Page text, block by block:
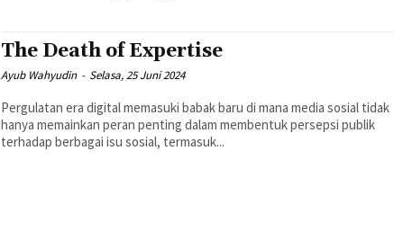
The Death of Expertise
Ayub Wahyudin - Selasa, 25 Juni 2024
Pergulatan era digital memasuki babak baru di mana media sosial tidak
hanya memainkan peran penting dalam membentuk persepsi publik
terhadap berbagai isu sosial, termasuk...